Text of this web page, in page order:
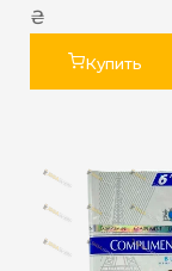
₴
Купить